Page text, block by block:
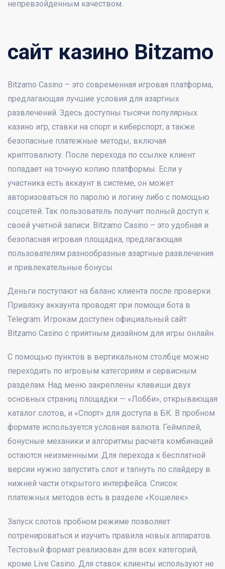
непревзойденным качеством.
сайт казино Bitzamo
Bitzamo Casino – это современная игровая платформа,
предлагающая лучшие условия для азартных
развлечений. Здесь доступны тысячи популярных
казино игр, ставки на спорт и киберспорт, а также
безопасные платежные методы, включая
криптовалюту. После перехода по ссылке клиент
попадает на точную копию платформы. Если у
участника есть аккаунт в системе, он может
авторизоваться по паролю и логину либо с помощью
соцсетей. Так пользователь получит полный доступ к
своей учетной записи. Bitzamo Casino – это удобная и
безопасная игровая площадка, предлагающая
пользователям разнообразные азартные развлечения
и привлекательные бонусы.
Деньги поступают на баланс клиента после проверки.
Привязку аккаунта проводят при помощи бота в
Telegram. Игрокам доступен официальный сайт
Bitzamo Casino с приятным дизайном для игры онлайн.
С помощью пунктов в вертикальном столбце можно
переходить по игровым категориям и сервисным
разделам. Над меню закреплены клавиши двух
основных страниц площадки — «Лобби», открывающая
каталог слотов, и «Спорт» для доступа в БК. В пробном
формате используется условная валюта. Геймплей,
бонусные механики и алгоритмы расчета комбинаций
остаются неизменными. Для перехода к бесплатной
версии нужно запустить слот и тапнуть по слайдеру в
нижней части открытого интерфейса. Список
платежных методов есть в разделе «Кошелек».
Запуск слотов пробном режиме позволяет
потренироваться и изучить правила новых аппаратов.
Тестовый формат реализован для всех категорий,
кроме Live Casino. Для ставок клиенты используют не